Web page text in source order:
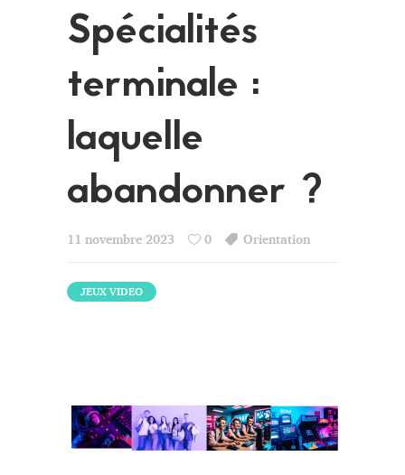
Spécialités
terminale :
laquelle
abandonner ?
11 novembre 2023 0 Orientation
JEUX VIDEO